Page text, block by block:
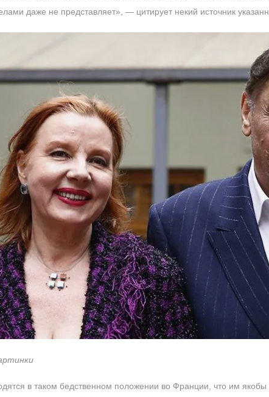
даже не представляет», — цитирует некий источник
в таком бедственном положении во Франции, что им